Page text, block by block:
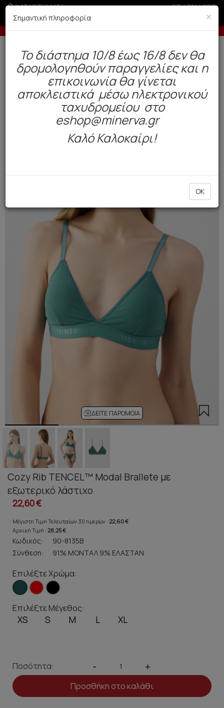
ΚΑΤΑΣΤΗΜΑΤΑ GR|EN|SRB
200€ Έως 6 άτοκες δόσεις με πιστωτική
Δωρεάν αποστολή άνω των 49€. Παράδοση σε 3-5 εργάσιμες.
Γυναίκα Εσώρουχα Everyday Σουτιέν / Τοπ
NEW
COLOR
ΔΕΊΤΕ ΠΑΡΌΜΟΙΑ
Cozy Rib TENCEL™ Modal Brallete με
εξωτερικό λάστιχο
22,60 €
Μέγιστη Τιμή Τελευταίων 30 ημερών : 22,60 €
Αρχική Τιμή : 28,25 €
Κωδικός:
90-8135B
Σύνθεση:
91% ΜΟΝΤΑΛ 9% ΕΛΑΣΤΑΝ
Επιλέξτε Χρώμα:
Επιλέξτε Μέγεθος:
XS S M L XL
Ποσότητα: - +
Προσθήκη στο καλάθι
×
Σημαντική πληροφορία
To διάστημα 10/8 έως 16/8 δεν θα
δρομολογηθούν παραγγελίες και η
επικοινωνία θα γίνεται
αποκλειστικά μέσω ηλεκτρονικού
ταχυδρομείου στο
eshop@minerva.gr
Καλό Καλοκαίρι!
OK